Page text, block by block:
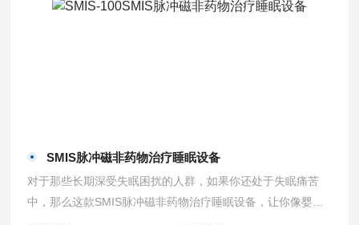
SMIS脉冲磁非药物治疗睡眠设备
对于那些长期深受失眠困扰的人群，如果你还处于失眠痛苦
中，那么这款SMIS脉冲磁非药物治疗睡眠设备，让你像婴儿